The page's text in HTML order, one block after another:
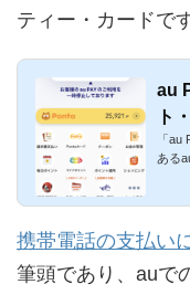
ティー・カードです
au
ト
説
「
ある
携帯電話の支払い
筆頭であり、auで